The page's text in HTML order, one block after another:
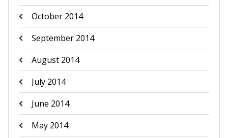
October 2014
September 2014
August 2014
July 2014
June 2014
May 2014